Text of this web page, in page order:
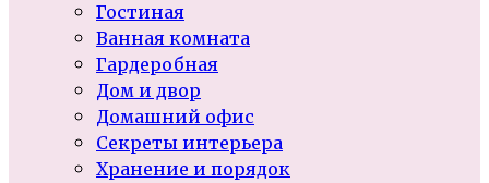
Гостиная
Ванная комната
Гардеробная
Дом и двор
Домашний офис
Секреты интерьера
Хранение и порядок